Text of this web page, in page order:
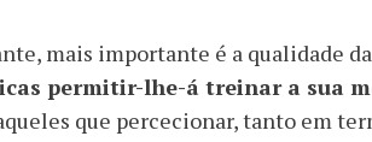
mais importante é a qualidade
permitir-lhe-á treinar a sua
que percecionar, tanto em